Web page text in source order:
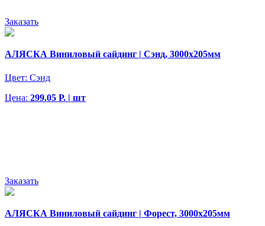
Заказать
АЛЯСКА Виниловый сайдинг | Сэнд, 3000х205мм
Цвет: Сэнд
Цена: 299.05 Р. | шт
Заказать
АЛЯСКА Виниловый сайдинг | Форест, 3000х205мм